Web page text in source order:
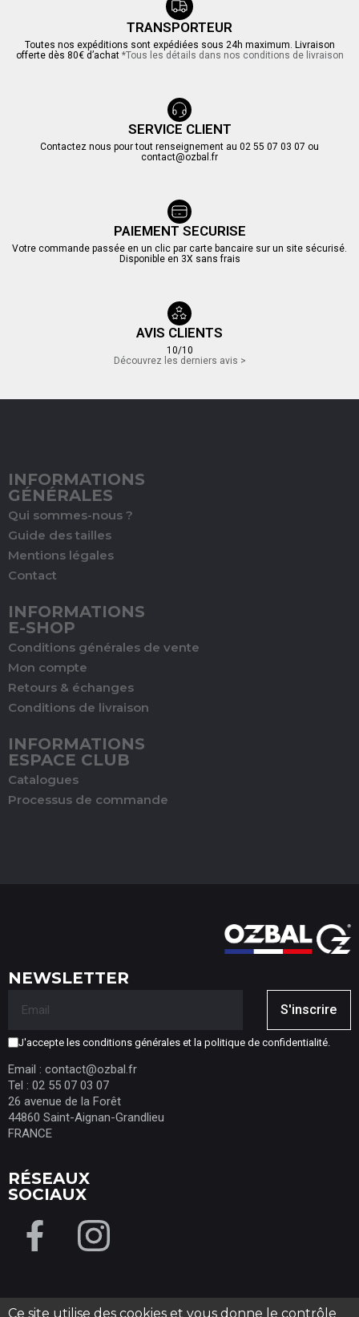
TRANSPORTEUR
Toutes nos expéditions sont expédiées sous 24h maximum. Livraison
offerte dès 80€ d’achat *Tous les détails dans nos conditions de livraison
SERVICE CLIENT
Contactez nous pour tout renseignement au 02 55 07 03 07 ou
contact@ozbal.fr
PAIEMENT SECURISE
Votre commande passée en un clic par carte bancaire sur un site sécurisé.
Disponible en 3X sans frais
AVIS CLIENTS
10/10
Découvrez les derniers avis >
INFORMATIONS
GÉNÉRALES
Qui sommes-nous ?
Guide des tailles
Mentions légales
Contact
INFORMATIONS
E-SHOP
Conditions générales de vente
Mon compte
Retours & échanges
Conditions de livraison
INFORMATIONS
ESPACE CLUB
Catalogues
Processus de commande
NEWSLETTER
S'inscrire
J'accepte les conditions générales et la politique de confidentialité.
Email : contact@ozbal.fr
Tel : 02 55 07 03 07
26 avenue de la Forêt
44860 Saint-Aignan-Grandlieu
FRANCE
RÉSEAUX
SOCIAUX
Ce site utilise des cookies et vous donne le contrôle